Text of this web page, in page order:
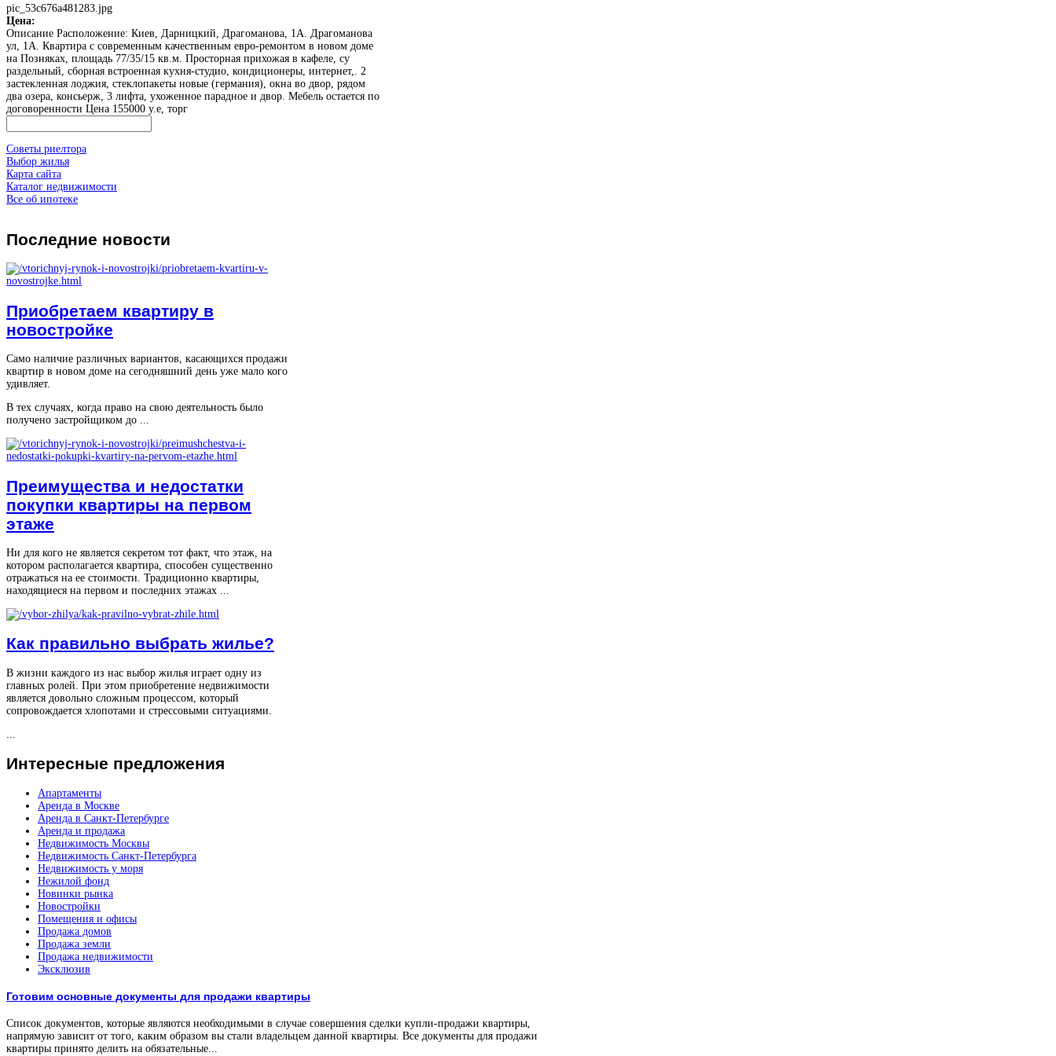
pic_53c676a481283.jpg
Цена:
Описание Расположение: Киев, Дарницкий, Драгоманова, 1А. Драгоманова
ул, 1А. Квартира с современным качественным евро-ремонтом в новом доме
на Позняках, площадь 77/35/15 кв.м. Просторная прихожая в кафеле, су
раздельный, сборная встроенная кухня-студио, кондиционеры, интернет,. 2
застекленная лоджия, стеклопакеты новые (германия), окна во двор, рядом
два озера, консьерж, 3 лифта, ухоженное парадное и двор. Мебель остается по
договоренности Цена 155000 у.е, торг
Советы риелтора
Выбор жилья
Карта сайта
Каталог недвижимости
Все об ипотеке
Последние новости
Приобретаем квартиру в
новостройке
Само наличие различных вариантов, касающихся продажи
квартир в новом доме на сегодняшний день уже мало кого
удивляет.
В тех случаях, когда право на свою деятельность было
получено застройщиком до ...
Преимущества и недостатки
покупки квартиры на первом
этаже
Ни для кого не является секретом тот факт, что этаж, на
котором располагается квартира, способен существенно
отражаться на ее стоимости. Традиционно квартиры,
находящиеся на первом и последних этажах ...
Как правильно выбрать жилье?
В жизни каждого из нас выбор жилья играет одну из
главных ролей. При этом приобретение недвижимости
является довольно сложным процессом, который
сопровождается хлопотами и стрессовыми ситуациями.
Интересные предложения
Апартаменты
Аренда в Москве
Аренда в Санкт-Петербурге
Аренда и продажа
Недвижимость Москвы
Недвижимость Санкт-Петербурга
Недвижимость у моря
Нежилой фонд
Новинки рынка
Новостройки
Помещения и офисы
Продажа домов
Продажа земли
Продажа недвижимости
Эксклюзив
Готовим основные документы для продажи квартиры
Список документов, которые являются необходимыми в случае совершения сделки купли-продажи квартиры,
напрямую зависит от того, каким образом вы стали владельцем данной квартиры. Все документы для продажи
квартиры принято делить на обязательные...